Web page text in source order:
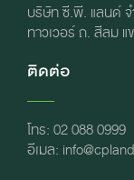
บริษัท ซี.พี. แลนด์
ทาวเวอร์ ถ. สีลม
ติดต่อ
โทร: 02 088 0999
อีเมล: